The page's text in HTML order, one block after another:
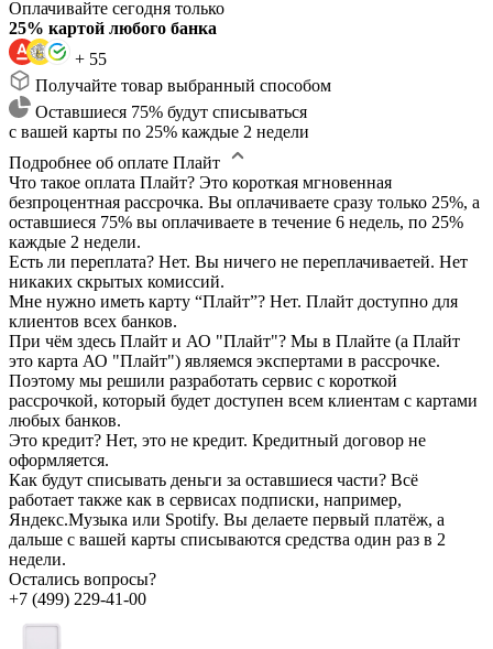
Оплачивайте сегодня только
25% картой любого банка
+ 55
Получайте товар выбранный способом
Оставшиеся 75% будут списываться
с вашей карты по 25% каждые 2 недели
Подробнее об оплате Плайт
Что такое оплата Плайт? Это короткая мгновенная
безпроцентная рассрочка. Вы оплачиваете сразу только 25%, а
оставшиеся 75% вы оплачиваете в течение 6 недель, по 25%
каждые 2 недели.
Есть ли переплата? Нет. Вы ничего не переплачиваетей. Нет
никаких скрытых комиссий.
Мне нужно иметь карту “Плайт”? Нет. Плайт доступно для
клиентов всех банков.
При чём здесь Плайт и АО "Плайт"? Мы в Плайте (а Плайт
это карта АО "Плайт") являемся экспертами в рассрочке.
Поэтому мы решили разработать сервис с короткой
рассрочкой, который будет доступен всем клиентам с картами
любых банков.
Это кредит? Нет, это не кредит. Кредитный договор не
оформляется.
Как будут списывать деньги за оставшиеся части? Всё
работает также как в сервисах подписки, например,
Яндекс.Музыка или Spotify. Вы делаете первый платёж, а
дальше с вашей карты списываются средства один раз в 2
недели.
Остались вопросы?
+7 (499) 229-41-00